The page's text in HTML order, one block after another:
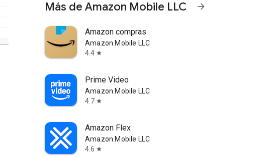
Más de Amazon Mobile LLC arrow_forward
Amazon compras
Amazon Mobile LLC
4.4 star
Prime Video
Amazon Mobile LLC
4.7 star
Amazon Flex
Amazon Mobile LLC
4.6 star